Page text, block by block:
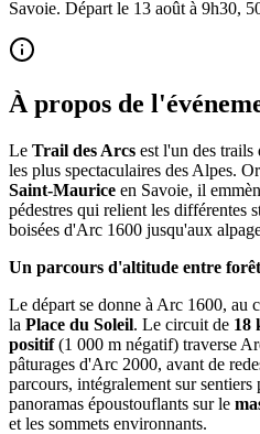
Savoie. Départ le 13 août à 9h30,
À propos de
Le Trail des Arcs est l'un des trails
les plus spectaculaires des Alpes.
Saint-Maurice en Savoie, il
pédestres qui relient les différentes
boisées d'Arc 1600 jusqu'aux
Un parcours d'altitude entre
Le départ se donne à Arc 1600, au
la Place du Soleil. Le circuit de 18
positif(1 000 m négatif) traverse
pâturages d'Arc 2000, avant de
parcours, intégralement sur sentiers
panoramas époustouflants sur le
et les sommets environnants.